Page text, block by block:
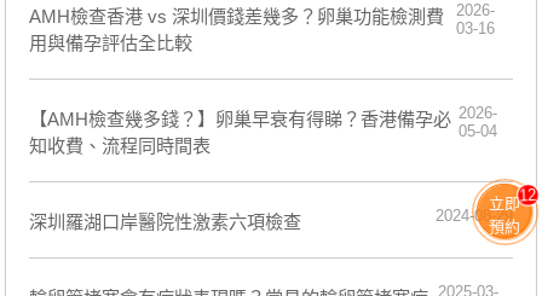
AMH檢查香港 vs 深圳價錢差幾多？卵巢功能檢測費
用與備孕評估全比較
2026-
03-16
【AMH檢查幾多錢？】卵巢早衰有得睇？香港備孕必
知收費、流程同時間表
2026-
05-04
深圳羅湖口岸醫院性激素六項檢查 2024-08-29
2025-03-
立即
預約
12